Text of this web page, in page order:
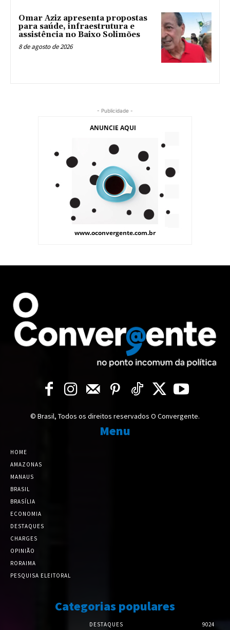
Omar Aziz apresenta propostas
para saúde, infraestrutura e
assistência no Baixo Solimões
8 de agosto de 2026
- Publicidade -
© Brasil, Todos os direitos reservados O Convergente.
Menu
HOME
AMAZONAS
MANAUS
BRASIL
BRASÍLIA
ECONOMIA
DESTAQUES
CHARGES
OPINIÃO
RORAIMA
PESQUISA ELEITORAL
Categorias populares
DESTAQUES 9024